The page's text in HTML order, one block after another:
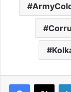
Facebook
X